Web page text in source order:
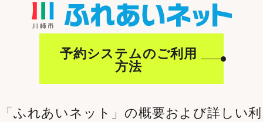
予約システムのご利用
方法
「ふれあいネット」の概要および詳しい利